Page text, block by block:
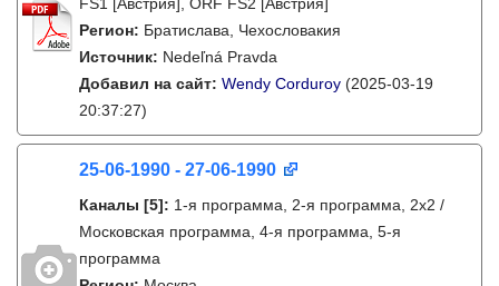
Регион: Братислава, Чехословакия
Источник: Nedeľná Pravda
Добавил на сайт: Wendy Corduroy (2025-03-19
20:37:27)
25-06-1990 - 27-06-1990
Каналы [5]: 1-я программа, 2-я программа, 2х2 /
Московская программа, 4-я программа, 5-я
программа